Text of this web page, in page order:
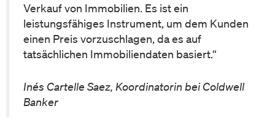
Verkauf von Immobilien. Es ist ein
leistungsfähiges Instrument, um dem Kunden
einen Preis vorzuschlagen, da es auf
tatsächlichen Immobiliendaten basiert.“
Inés Cartelle Saez, Koordinatorin bei Coldwell
Banker